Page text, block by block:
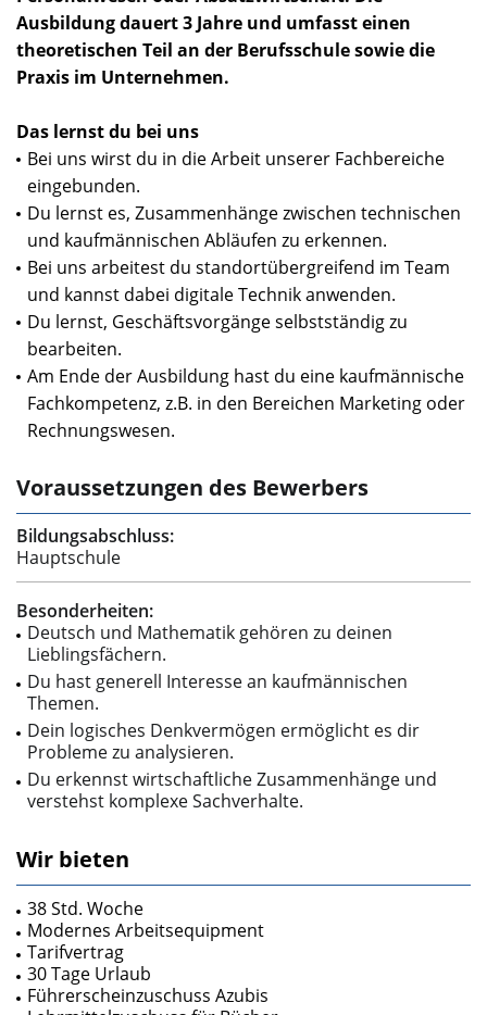
Ausbildung dauert 3 Jahre und umfasst einen
theoretischen Teil an der Berufsschule sowie die
Praxis im Unternehmen.
Das lernst du bei uns
Bei uns wirst du in die Arbeit unserer Fachbereiche
eingebunden.
Du lernst es, Zusammenhänge zwischen technischen
und kaufmännischen Abläufen zu erkennen.
Bei uns arbeitest du standortübergreifend im Team
und kannst dabei digitale Technik anwenden.
Du lernst, Geschäftsvorgänge selbstständig zu
bearbeiten.
Am Ende der Ausbildung hast du eine kaufmännische
Fachkompetenz, z.B. in den Bereichen Marketing oder
Rechnungswesen.
Voraussetzungen des Bewerbers
Bildungsabschluss:
Hauptschule
Besonderheiten:
Deutsch und Mathematik gehören zu deinen
Lieblingsfächern.
Du hast generell Interesse an kaufmännischen
Themen.
Dein logisches Denkvermögen ermöglicht es dir
Probleme zu analysieren.
Du erkennst wirtschaftliche Zusammenhänge und
verstehst komplexe Sachverhalte.
Wir bieten
38 Std. Woche
Modernes Arbeitsequipment
Tarifvertrag
30 Tage Urlaub
Führerscheinzuschuss Azubis